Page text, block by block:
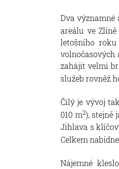
Dva významné
areálu ve
letošního
volnočasových
zahájit velmi
služeb rovněž
Čilý je vývoj
010 m2), stejně
Jihlava s
Celkem
Nájemné